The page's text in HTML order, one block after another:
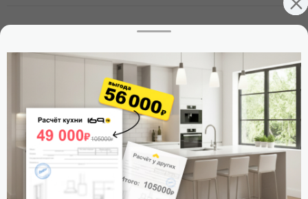
Заказать звонок
Стать дилером
Расскажите о нас
Поделиться
Оцените магазин